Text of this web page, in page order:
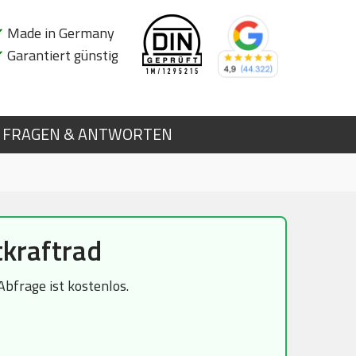
Made in Germany
Garantiert günstig
FRAGEN & ANTWORTEN
ist kostenlos.